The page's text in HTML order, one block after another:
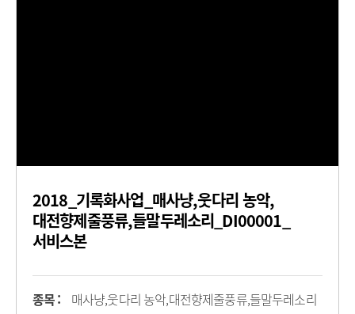
2018_기록화사업_매사냥,웃다리 농악,
대전향제줄풍류,들말두레소리_DI00001_
서비스본
종목 : 매사냥,웃다리 농악,대전향제줄풍류,들말두레소리